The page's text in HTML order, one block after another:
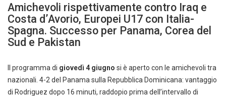
Amichevoli rispettivamente contro Iraq e
Costa d’Avorio, Europei U17 con Italia-
Spagna. Successo per Panama, Corea del
Sud e Pakistan
Il programma di giovedì 4 giugno si è aperto con le amichevoli tra
nazionali. 4-2 del Panama sulla Repubblica Dominicana: vantaggio
di Rodriguez dopo 16 minuti, raddopio prima dell’intervallo di